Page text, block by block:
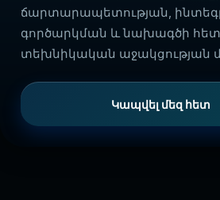
ճարտարապետության,
գործարկման և նախագծի
տեխնիկական աջակցության
Կապվել մեզ հետ